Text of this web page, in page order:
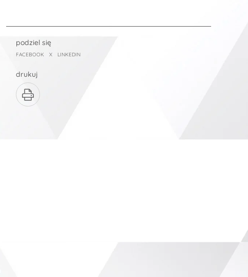
podziel się
FACEBOOK X LINKEDIN
drukuj